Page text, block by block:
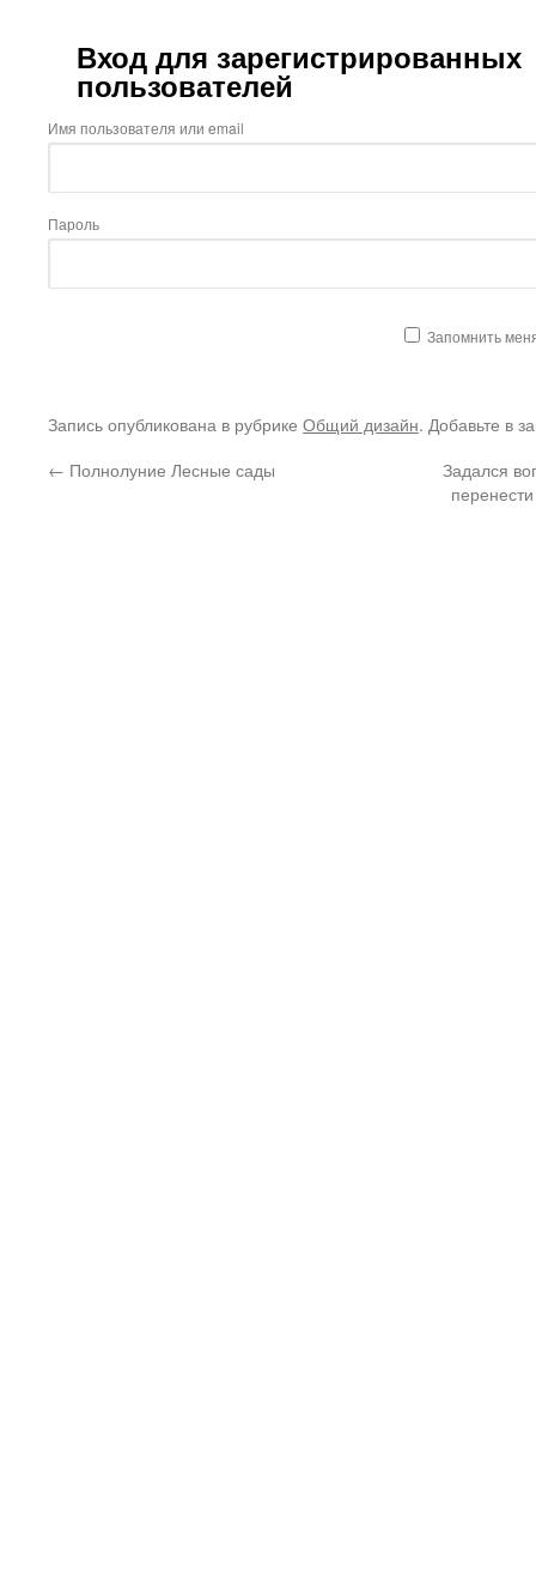
Вход для зарегистрированных
пользователей
Имя пользователя или email
Пароль
Запомнить
Запись опубликована в рубрике Общий дизайн. Добавьте в
← Полнолуние Лесные сады
Задался